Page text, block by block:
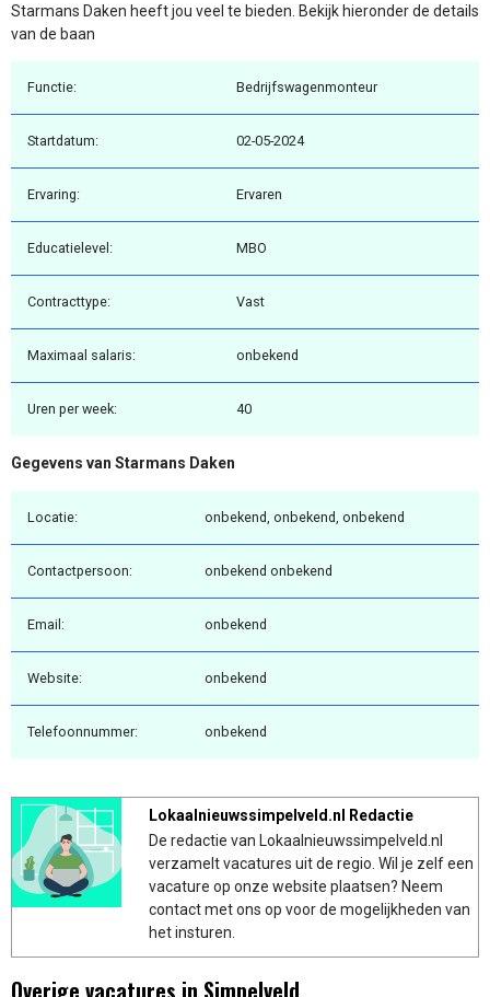
Starmans Daken heeft jou veel te bieden. Bekijk hieronder de details
van de baan
Functie: Bedrijfswagenmonteur
Startdatum: 02-05-2024
Ervaring: Ervaren
Educatielevel: MBO
Contracttype: Vast
Maximaal salaris: onbekend
Uren per week: 40
Gegevens van Starmans Daken
Locatie: onbekend, onbekend, onbekend
Contactpersoon: onbekend onbekend
Email: onbekend
Website: onbekend
Telefoonnummer: onbekend
Lokaalnieuwssimpelveld.nl Redactie
De redactie van Lokaalnieuwssimpelveld.nl
verzamelt vacatures uit de regio. Wil je zelf een
vacature op onze website plaatsen? Neem
contact met ons op voor de mogelijkheden van
het insturen.
Overige vacatures in Simpelveld